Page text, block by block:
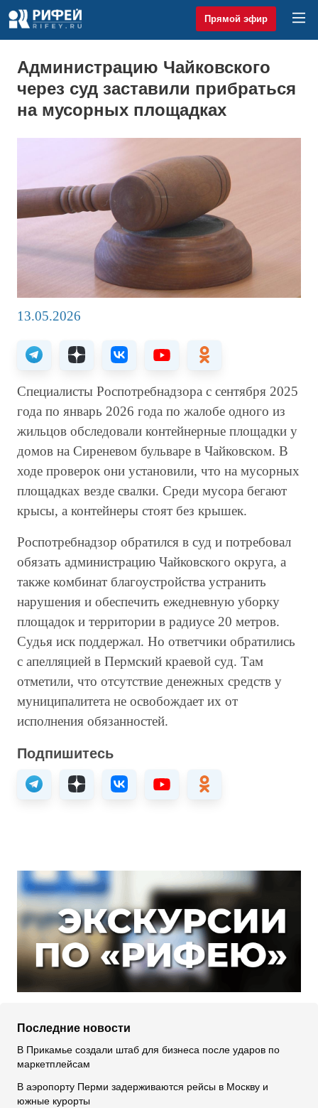
Прямой эфир
Администрацию Чайковского
через суд заставили прибраться
на мусорных площадках
13.05.2026
Специалисты Роспотребнадзора с сентября 2025
года по январь 2026 года по жалобе одного из
жильцов обследовали контейнерные площадки у
домов на Сиреневом бульваре в Чайковском. В
ходе проверок они установили, что на мусорных
площадках везде свалки. Среди мусора бегают
крысы, а контейнеры стоят без крышек.
Роспотребнадзор обратился в суд и потребовал
обязать администрацию Чайковского округа, а
также комбинат благоустройства устранить
нарушения и обеспечить ежедневную уборку
площадок и территории в радиусе 20 метров.
Судья иск поддержал. Но ответчики обратились
с апелляцией в Пермский краевой суд. Там
отметили, что отсутствие денежных средств у
муниципалитета не освобождает их от
исполнения обязанностей.
Подпишитесь
Последние новости
В Прикамье создали штаб для бизнеса после ударов по
маркетплейсам
В аэропорту Перми задерживаются рейсы в Москву и
южные курорты